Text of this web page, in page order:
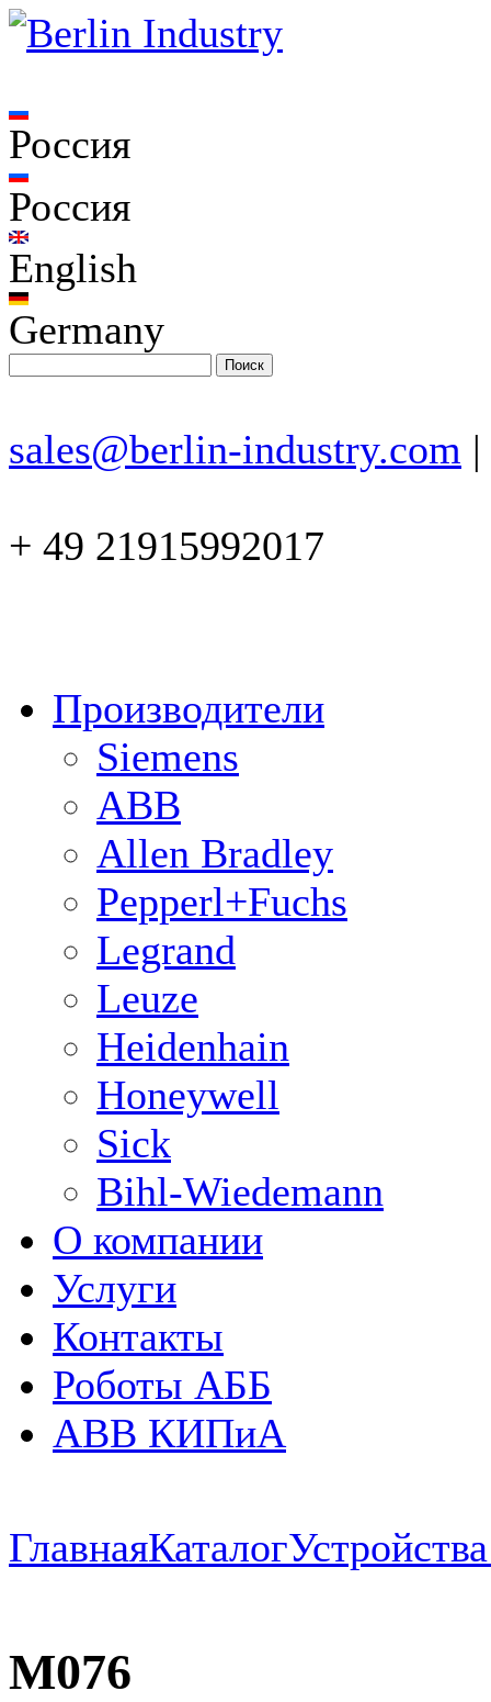
Россия
Россия
English
Germany
sales@berlin-industry.com |
+ 49 21915992017
Производители
Siemens
ABB
Allen Bradley
Pepperl+Fuchs
Legrand
Leuze
Heidenhain
Honeywell
Sick
Bihl-Wiedemann
О компании
Услуги
Контакты
Роботы АББ
ABB КИПиА
ГлавнаяКаталог
M076